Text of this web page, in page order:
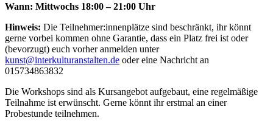
Wann: Mittwochs 18:00 – 21:00 Uhr
Hinweis: Die Teilnehmer:innenplätze sind beschränkt, ihr könnt
gerne vorbei kommen ohne Garantie, dass ein Platz frei ist oder
(bevorzugt) euch vorher anmelden unter
kunst@interkulturanstalten.de oder eine Nachricht an
015734863832
Die Workshops sind als Kursangebot aufgebaut, eine regelmäßige
Teilnahme ist erwünscht. Gerne könnt ihr erstmal an einer
Probestunde teilnehmen.